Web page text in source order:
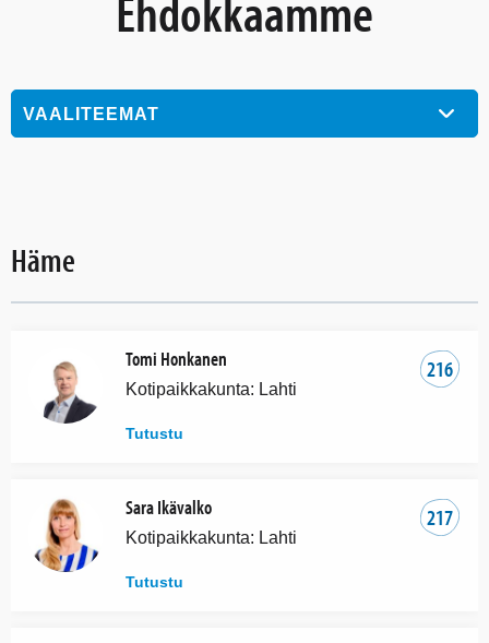
VAALITEEMAT
Häme
216
Tomi Honkanen
Kotipaikkakunta: Lahti
Tutustu
217
Sara Ikävalko
Kotipaikkakunta: Lahti
Tutustu